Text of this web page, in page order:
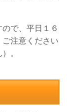
で、平日１６
注意ください
。